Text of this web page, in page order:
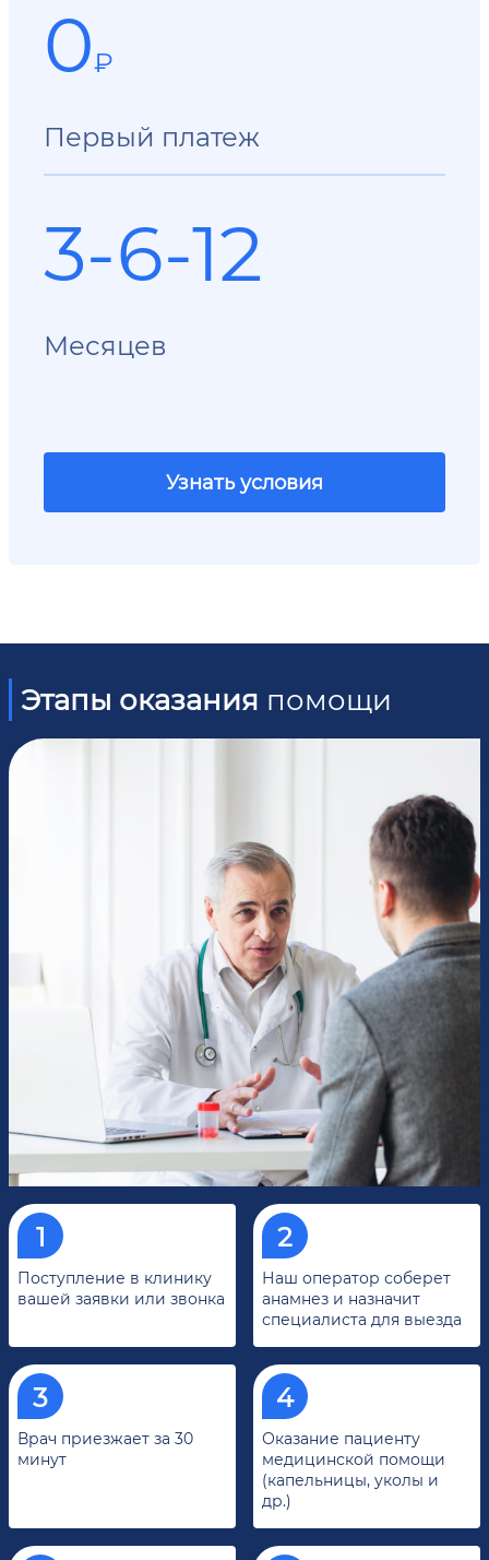
0₽
Первый платеж
3-6-12
Месяцев
Узнать условия
Этапы оказания помощи
Поступление в клинику
вашей заявки или звонка
Наш оператор соберет
анамнез и назначит
специалиста для выезда
Врач приезжает за 30
минут
Оказание пациенту
медицинской помощи
(капельницы, уколы и
др.)